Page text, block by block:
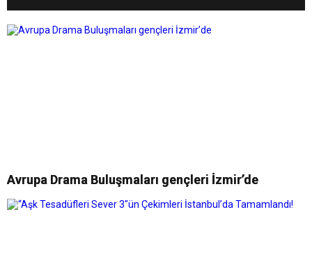
Avrupa Drama Buluşmaları gençleri İzmir’de